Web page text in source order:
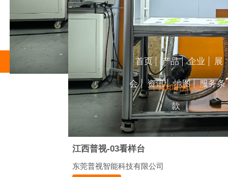
江西普视-03看样台
东莞普视智能科技有限公司
首页 产品 企业 展
会 资讯 地图 服务条
款
中国印刷包装网